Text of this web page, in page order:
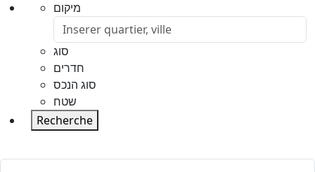
מיקום
סוג
חדרים
סוג הנכס
שטח
Recherche